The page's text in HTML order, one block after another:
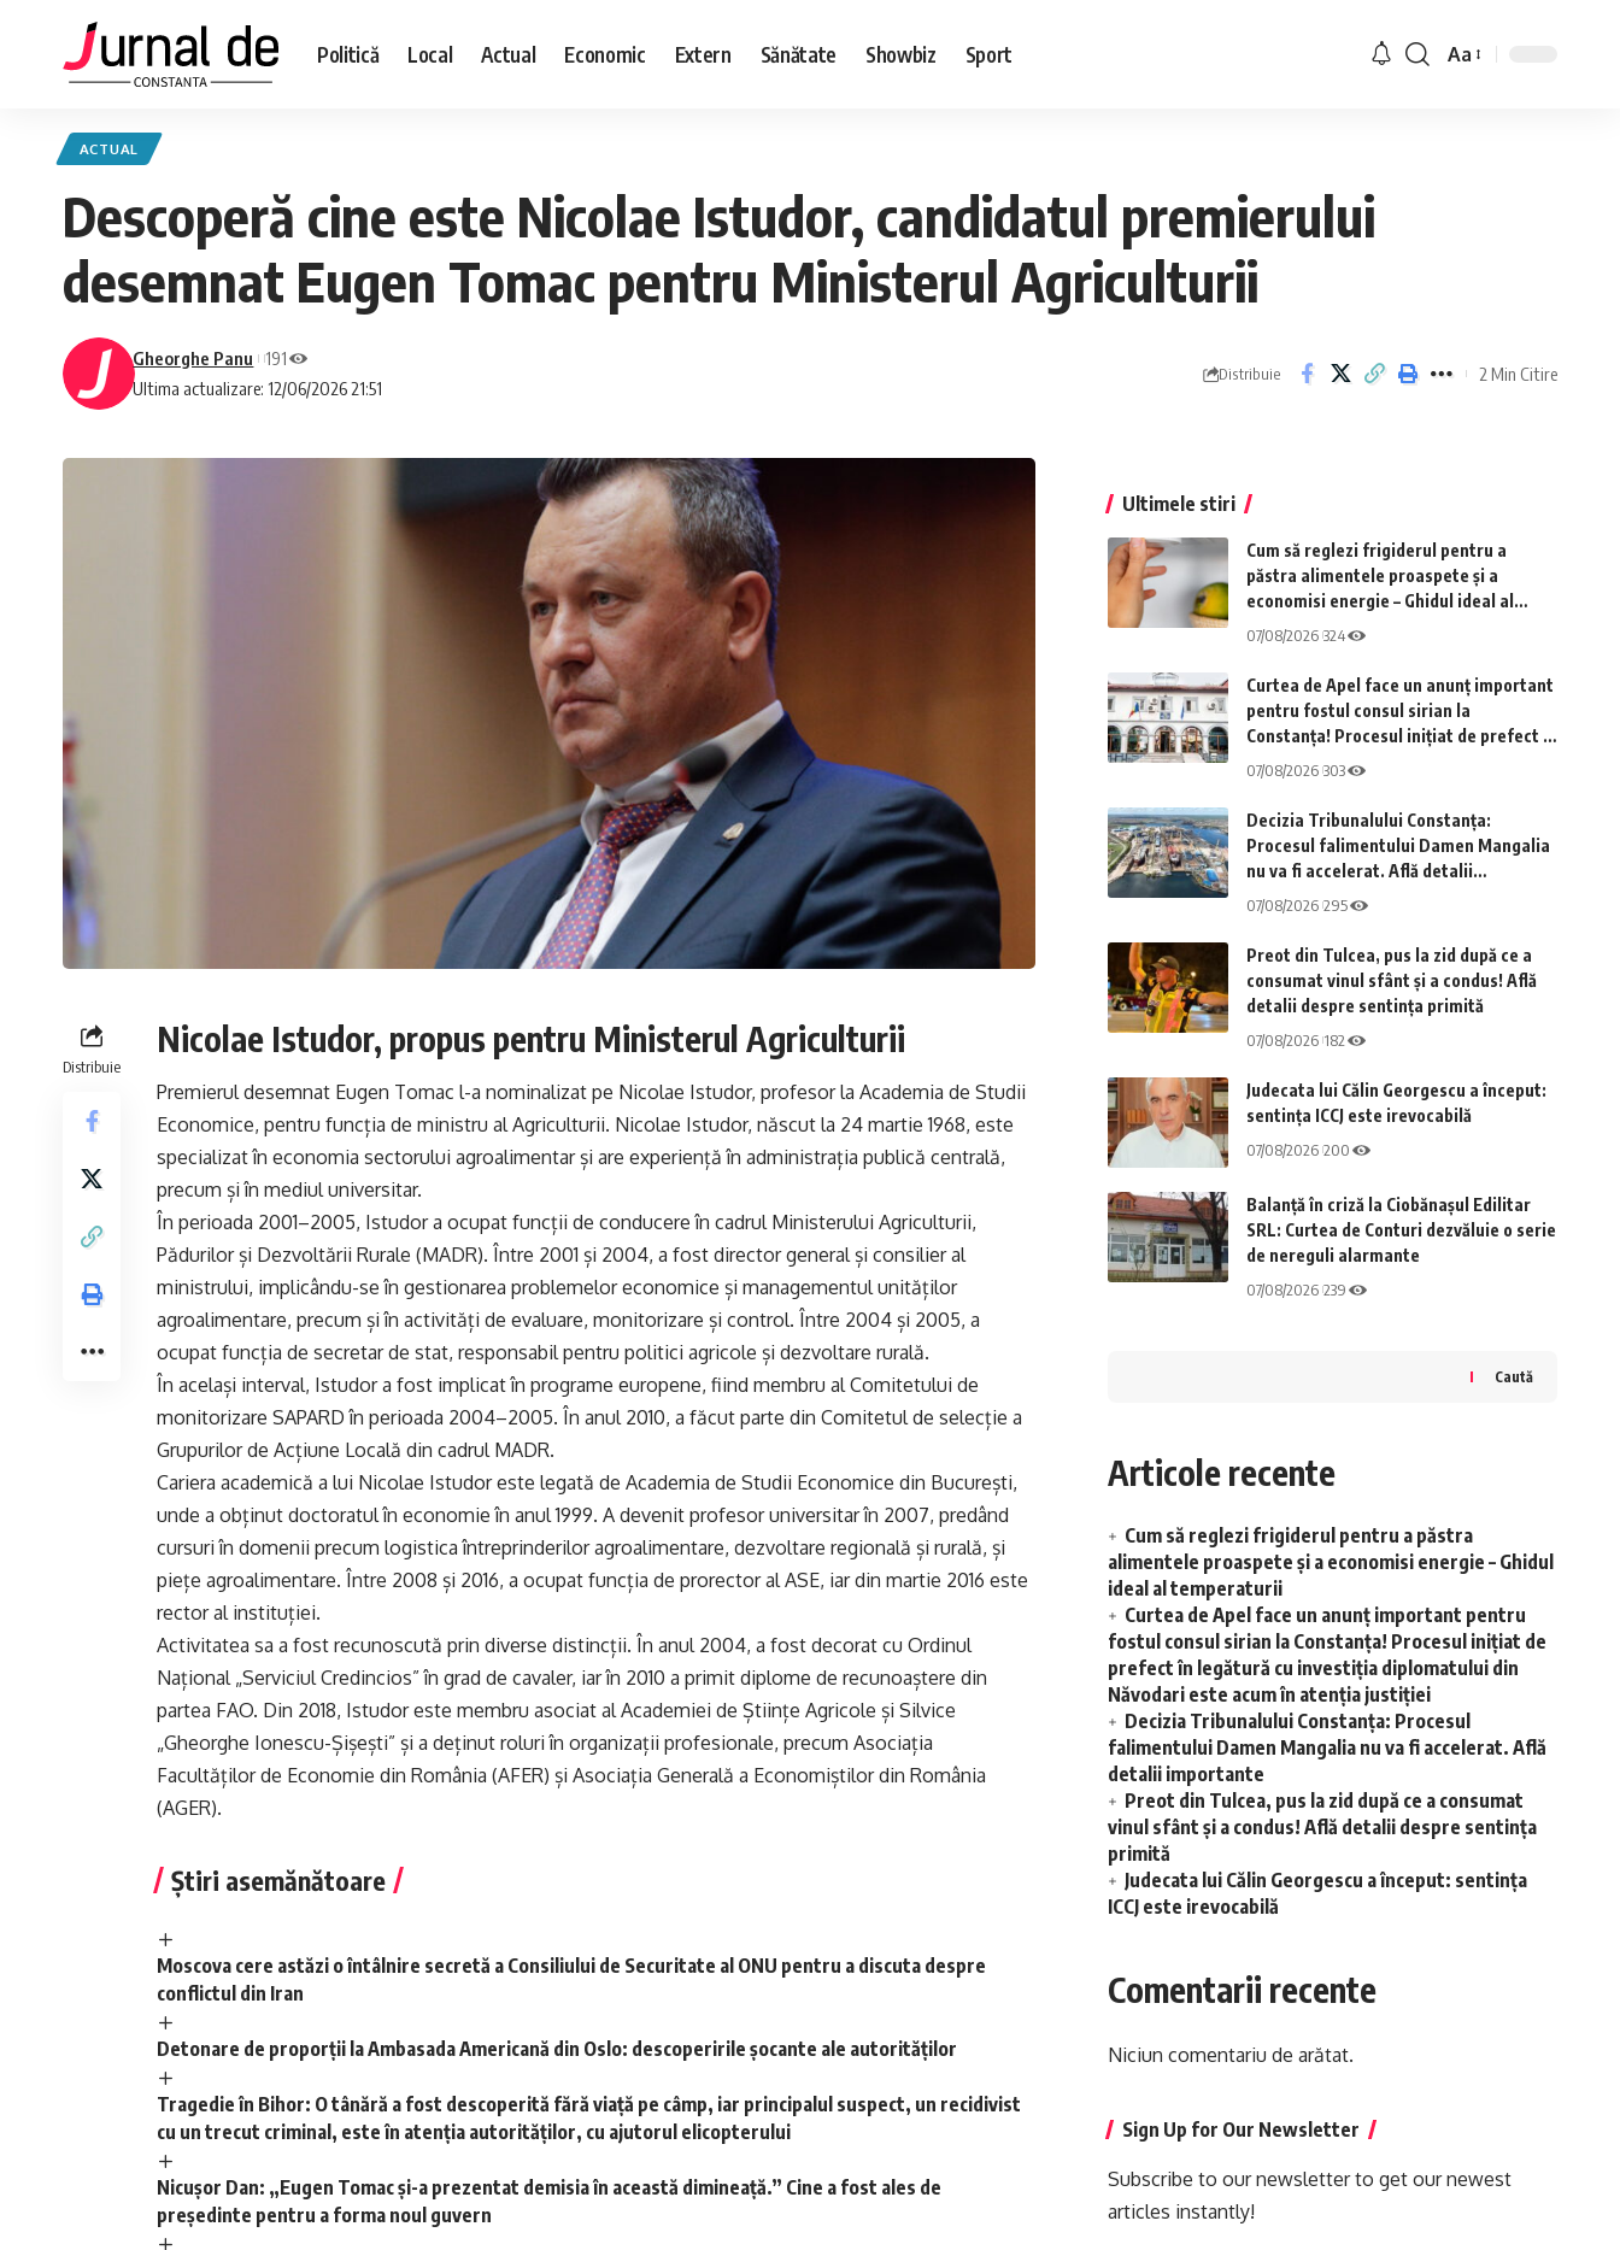
Politică Local Actual Economic Extern Sănătate Showbiz Sport Aa
ACTUAL
Descoperă cine este Nicolae Istudor, candidatul premierului
desemnat Eugen Tomac pentru Ministerul Agriculturii
Ultima actualizare: 12/06/2026 21:51
Gheorghe Panu 191
Distribuie 2 Min Citire
Distribuie
Nicolae Istudor, propus pentru Ministerul Agriculturii
Premierul desemnat Eugen Tomac l-a nominalizat pe Nicolae Istudor, profesor la Academia de Studii
Economice, pentru funcția de ministru al Agriculturii. Nicolae Istudor, născut la 24 martie 1968, este
specializat în economia sectorului agroalimentar și are experiență în administrația publică centrală,
precum și în mediul universitar.
În perioada 2001–2005, Istudor a ocupat funcții de conducere în cadrul Ministerului Agriculturii,
Pădurilor și Dezvoltării Rurale (MADR). Între 2001 și 2004, a fost director general și consilier al
ministrului, implicându-se în gestionarea problemelor economice și managementul unităților
agroalimentare, precum și în activități de evaluare, monitorizare și control. Între 2004 și 2005, a
ocupat funcția de secretar de stat, responsabil pentru politici agricole și dezvoltare rurală.
În același interval, Istudor a fost implicat în programe europene, fiind membru al Comitetului de
monitorizare SAPARD în perioada 2004–2005. În anul 2010, a făcut parte din Comitetul de selecție a
Grupurilor de Acțiune Locală din cadrul MADR.
Cariera academică a lui Nicolae Istudor este legată de Academia de Studii Economice din București,
unde a obținut doctoratul în economie în anul 1999. A devenit profesor universitar în 2007, predând
cursuri în domenii precum logistica întreprinderilor agroalimentare, dezvoltare regională și rurală, și
piețe agroalimentare. Între 2008 și 2016, a ocupat funcția de prorector al ASE, iar din martie 2016 este
rector al instituției.
Activitatea sa a fost recunoscută prin diverse distincții. În anul 2004, a fost decorat cu Ordinul
Național „Serviciul Credincios” în grad de cavaler, iar în 2010 a primit diplome de recunoaștere din
partea FAO. Din 2018, Istudor este membru asociat al Academiei de Științe Agricole și Silvice
„Gheorghe Ionescu-Șișești” și a deținut roluri în organizații profesionale, precum Asociația
Facultăților de Economie din România (AFER) și Asociația Generală a Economiștilor din România
(AGER).
Știri asemănătoare
Moscova cere astăzi o întâlnire secretă a Consiliului de Securitate al ONU pentru a discuta despre
conflictul din Iran
Detonare de proporții la Ambasada Americană din Oslo: descoperirile șocante ale autorităților
Tragedie în Bihor: O tânără a fost descoperită fără viață pe câmp, iar principalul suspect, un recidivist
cu un trecut criminal, este în atenția autorităților, cu ajutorul elicopterului
Nicușor Dan: „Eugen Tomac și-a prezentat demisia în această dimineață.” Cine a fost ales de
președinte pentru a forma noul guvern
Ultimele stiri
Cum să reglezi frigiderul pentru a
păstra alimentele proaspete și a
economisi energie – Ghidul ideal al
temperaturii
07/08/2026 324
Curtea de Apel face un anunț important
pentru fostul consul sirian la
Constanța! Procesul inițiat de prefect în
legătură cu investiția diplomatului din
07/08/2026 303
Decizia Tribunalului Constanța:
Procesul falimentului Damen Mangalia
nu va fi accelerat. Află detalii
importante
07/08/2026 295
Preot din Tulcea, pus la zid după ce a
consumat vinul sfânt și a condus! Află
detalii despre sentința primită
07/08/2026 182
Judecata lui Călin Georgescu a început:
sentința ICCJ este irevocabilă
07/08/2026 200
Balanță în criză la Ciobănașul Edilitar
SRL: Curtea de Conturi dezvăluie o serie
de nereguli alarmante
07/08/2026 239
Caută
Articole recente
Cum să reglezi frigiderul pentru a păstra
alimentele proaspete și a economisi energie – Ghidul
ideal al temperaturii
Curtea de Apel face un anunț important pentru
fostul consul sirian la Constanța! Procesul inițiat de
prefect în legătură cu investiția diplomatului din
Năvodari este acum în atenția justiției
Decizia Tribunalului Constanța: Procesul
falimentului Damen Mangalia nu va fi accelerat. Află
detalii importante
Preot din Tulcea, pus la zid după ce a consumat
vinul sfânt și a condus! Află detalii despre sentința
primită
Judecata lui Călin Georgescu a început: sentința
ICCJ este irevocabilă
Comentarii recente
Niciun comentariu de arătat.
Sign Up for Our Newsletter
Subscribe to our newsletter to get our newest
articles instantly!